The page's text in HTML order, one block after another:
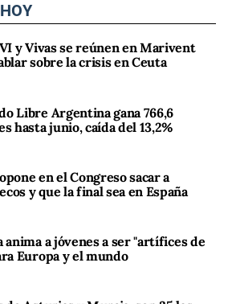
y Vivas se reúnen en Marivent
sobre la crisis en Ceuta
Libre Argentina gana 766,6
hasta junio, caída del 13,2%
en el Congreso sacar a
y que la final sea en España
anima a jóvenes a ser "artífices de
Europa y el mundo